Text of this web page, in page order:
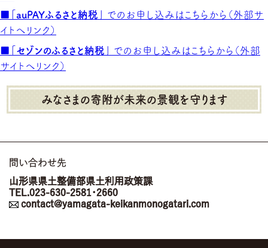
■「auPAYふるさと納税」
でのお申し込みはこちらから（外部サ
イトへリンク）
■「セゾンのふるさと納税」
でのお申し込みはこちらから（外部
サイトへリンク）
みなさまの寄附が未来の景観を守ります
問い合わせ先
山形県県土整備部県土利用政策課
TEL.023-630-2581・2660
contact@yamagata-keikanmonogatari.com